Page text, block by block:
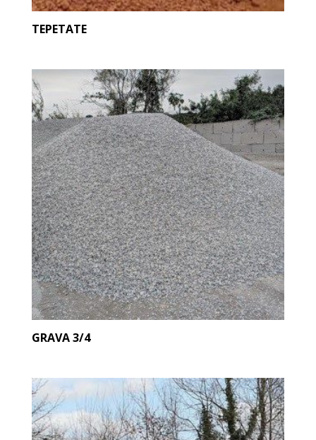
TEPETATE
GRAVA 3/4